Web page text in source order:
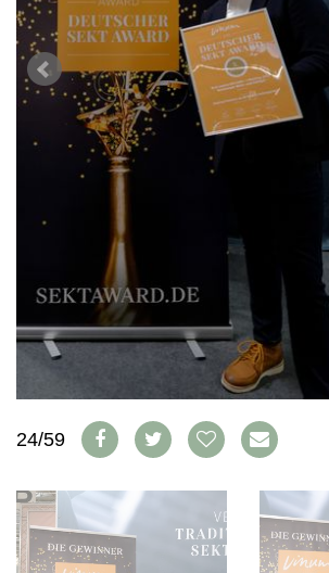
ABO
AUSGABE
ARCHIV
VORTEILSWELT
BÜCHER
WEINSZENE
PORTRAITS
VINOPHILES
ARCHIV
ANMELDEN
AWARDS
GEWINNSPIELE
VORTEILSWELT
TRINKREIFETABELLE
WEINSUCHE
NEWSLETTER
WINE TRADE CLUB
REDAKTION
JOBS
PRESSE
IMPRESSUM
AGB & DATENSCHUTZ
24/59